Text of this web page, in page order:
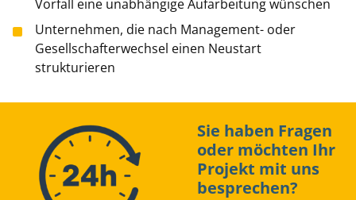
Vorfall eine unabhängige Aufarbeitung wünschen
Unternehmen, die nach Management- oder
Gesellschafterwechsel einen Neustart
strukturieren
Sie haben Fragen
oder möchten Ihr
Projekt mit uns
besprechen?